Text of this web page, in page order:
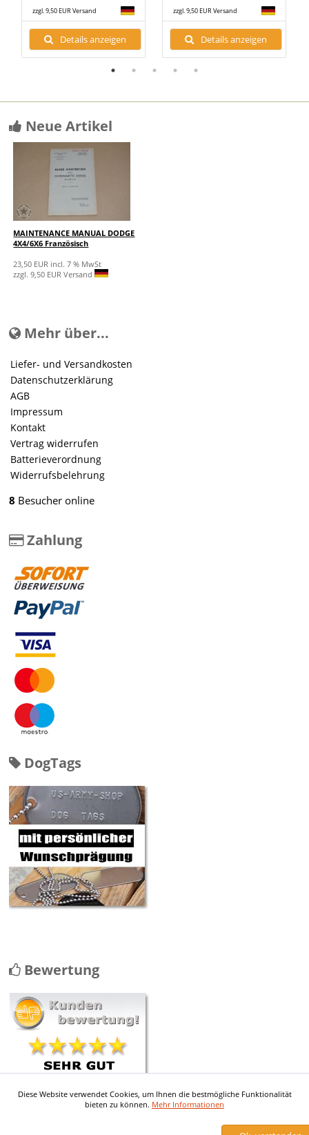
zzgl. 9,50 EUR Versand
Details anzeigen
zzgl. 9,50 EUR Versand
Details anzeigen
Neue Artikel
MAINTENANCE MANUAL DODGE
4X4/6X6 Französisch
23,50 EUR incl. 7 % MwSt
zzgl. 9,50 EUR Versand
Mehr über...
Liefer- und Versandkosten
Datenschutzerklärung
AGB
Impressum
Kontakt
Vertrag widerrufen
Batterieverordnung
Widerrufsbelehrung
8 Besucher online
Zahlung
DogTags
Bewertung
Contact avec le service client
vraiment au top Envoi rapide et les
Diese Website verwendet Cookies, um Ihnen die bestmögliche Funktionalität
bieten zu können. Mehr Informationen